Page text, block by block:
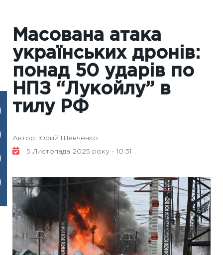
Масована атака
українських дронів:
понад 50 ударів по
НПЗ “Лукойлу” в
тилу РФ
Автор: Юрий Шевченко
5 Листопада 2025 року - 10:31